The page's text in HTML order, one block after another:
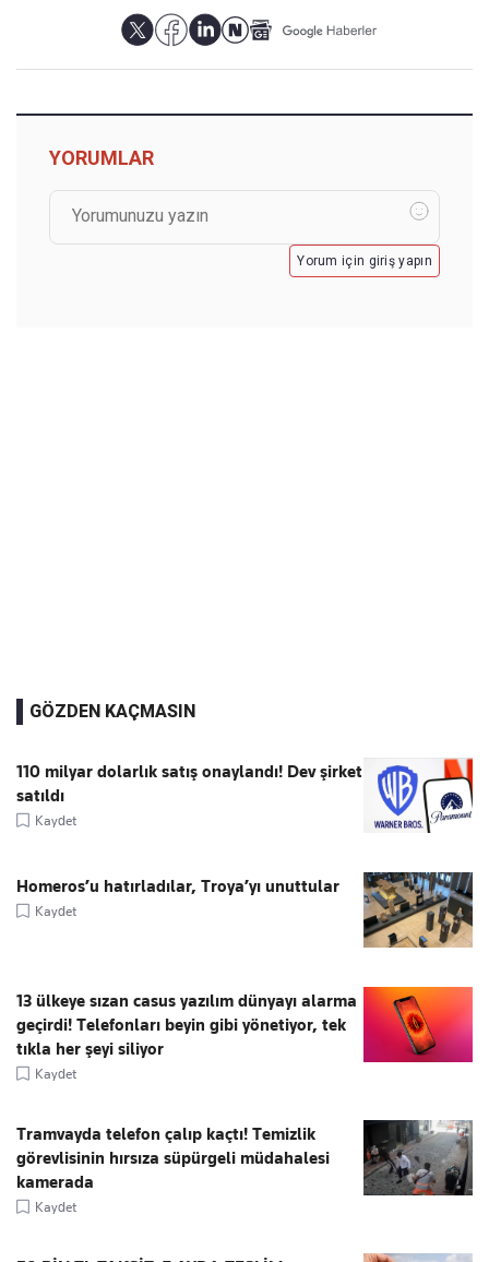
YORUMLAR
Yorum için giriş yapın
GÖZDEN KAÇMASIN
110 milyar dolarlık satış onaylandı! Dev şirket
satıldı
Kaydet
Homeros’u hatırladılar, Troya’yı unuttular
Kaydet
13 ülkeye sızan casus yazılım dünyayı alarma
geçirdi! Telefonları beyin gibi yönetiyor, tek
tıkla her şeyi siliyor
Kaydet
Tramvayda telefon çalıp kaçtı! Temizlik
görevlisinin hırsıza süpürgeli müdahalesi
kamerada
Kaydet